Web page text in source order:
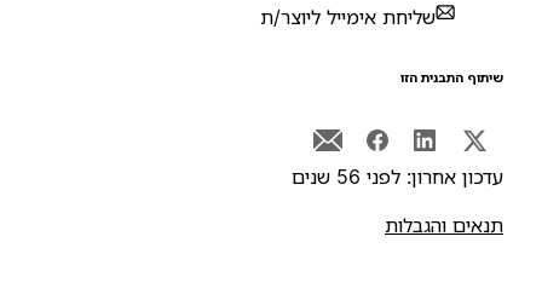
שליחת אימייל ליוצר/ת
התבנית הזו
אחרון: לפני 56 שנים
והגבלות